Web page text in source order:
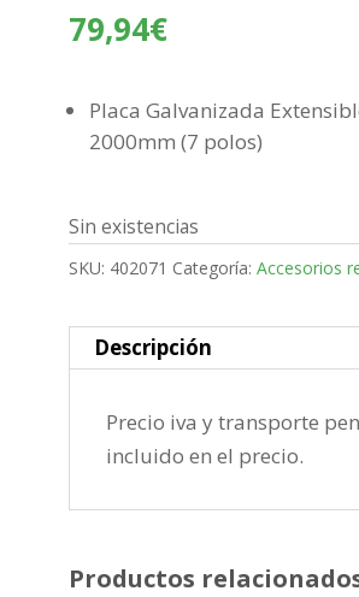
79,94€
Placa Galvanizada
2000mm (7 polos)
Sin existencias
SKU: 402071 Categoría: Accesorios
Descripción
Precio iva y transporte
incluido en el precio.
Productos